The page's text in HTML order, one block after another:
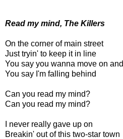
Read my mind, The Killers
On the corner of main street
Just tryin' to keep it in line
You say you wanna move on and
You say I'm falling behind
Can you read my mind?
Can you read my mind?
I never really gave up on
Breakin' out of this two-star town